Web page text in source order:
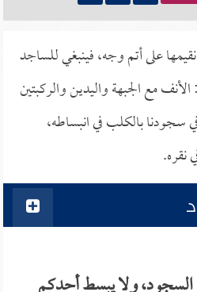
على أتم وجه، فينبغي للساجد
مع الجبهة واليدين والركبتين
سجودنا بالكلب في انبساطه،
نقره.